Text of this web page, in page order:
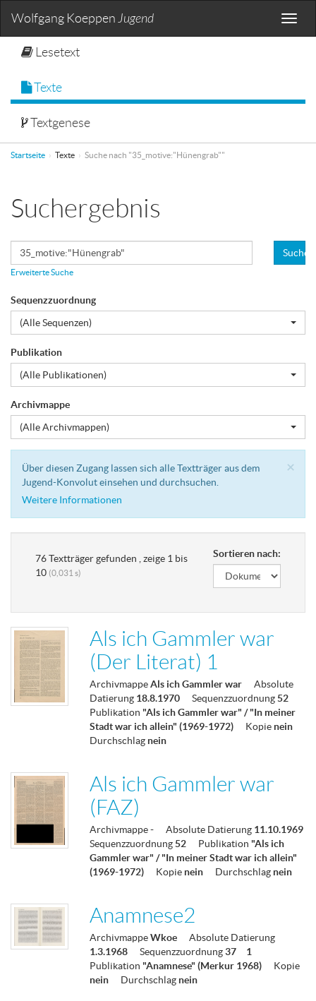
Toggle
Wolfgang Koeppen Jugend
Lesetext
Texte
Textgenese
Startseite Texte Suche nach "35_motive:"Hünengrab""
Suchergebnis
Suchen
Erweiterte Suche
Sequenzzuordnung
(Alle Sequenzen)
Publikation
(Alle Publikationen)
Archivmappe
(Alle Archivmappen)
×
Über diesen Zugang lassen sich alle Textträger aus dem
Jugend-Konvolut einsehen und durchsuchen.
Weitere Informationen
76 Textträger gefunden , zeige 1 bis
10 (0,031 s)
Sortieren nach:
Als ich Gammler war
(Der Literat) 1
ArchivmappeAls ich Gammler war
Absolute
Datierung 18.8.1970 Sequenzzuordnung52
Publikation "Als ich Gammler war" / "In meiner
Stadt war ich allein" (1969-1972)
Kopie nein
Durchschlag nein
Als ich Gammler war
(FAZ)
Archivmappe- Absolute Datierung 11.10.1969
Sequenzzuordnung52 Publikation "Als ich
Gammler war" / "In meiner Stadt war ich allein"
(1969-1972)
Kopie nein Durchschlag nein
Anamnese2
ArchivmappeWkoe
Absolute Datierung
1.3.1968
Sequenzzuordnung37
1
Publikation "Anamnese" (Merkur 1968)
Kopie
nein
Durchschlag nein